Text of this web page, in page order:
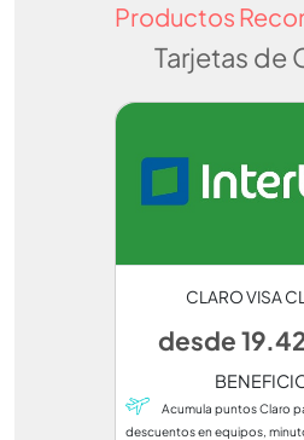
Productos
Tarjetas de
CLARO VISA
desde
Acumula puntos Claro
descuentos en equipos,